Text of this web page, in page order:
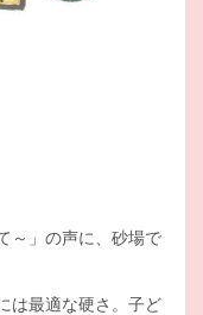
～」の声に、砂場で
は最適な硬さ。子ど